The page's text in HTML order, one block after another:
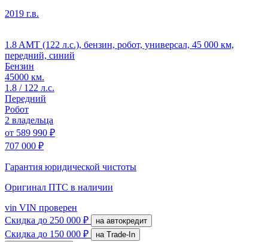
2019 г.в.
1.8 AMT (122 л.с.), бензин, робот, универсал, 45 000 км,
передний, синий
Бензин
45000 км.
1.8 / 122 л.с.
Передний
Робот
2 владельца
от 589 990 ₽
707 000 ₽
Гарантия юридической чистоты
Оригинал ПТС в наличии
vin VIN проверен
Скидка до 250 000 ₽ на автокредит
Скидка до 150 000 ₽
на Trade-In